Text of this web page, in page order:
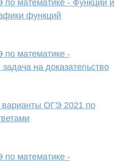
математике - Функции и
функций
математике -
на доказательство
ОГЭ 2021 по
математике -